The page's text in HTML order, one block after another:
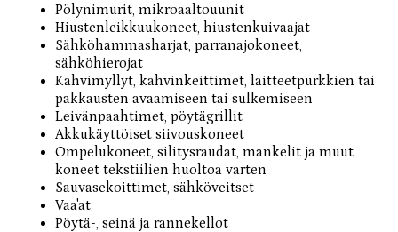
Pölynimurit, mikroaaltouunit
Hiustenleikkuukoneet, hiustenkuivaajat
Sähköhammasharjat, parranajokoneet,
sähköhierojat
Kahvimyllyt, kahvinkeittimet, laitteetpurkkien tai
pakkausten avaamiseen tai sulkemiseen
Leivänpaahtimet, pöytägrillit
Akkukäyttöiset siivouskoneet
Ompelukoneet, silitysraudat, mankelit ja muut
koneet tekstiilien huoltoa varten
Sauvasekoittimet, sähköveitset
Vaa'at
Pöytä-, seinä ja rannekellot